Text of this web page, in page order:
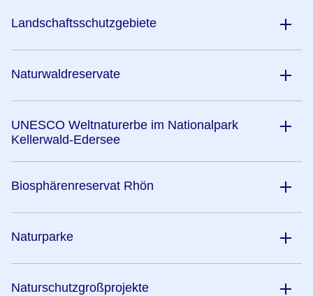
Landschaftsschutzgebiete
Naturwaldreservate
UNESCO Weltnaturerbe im Nationalpark
Kellerwald-Edersee
Biosphärenreservat Rhön
Naturparke
Naturschutzgroßprojekte